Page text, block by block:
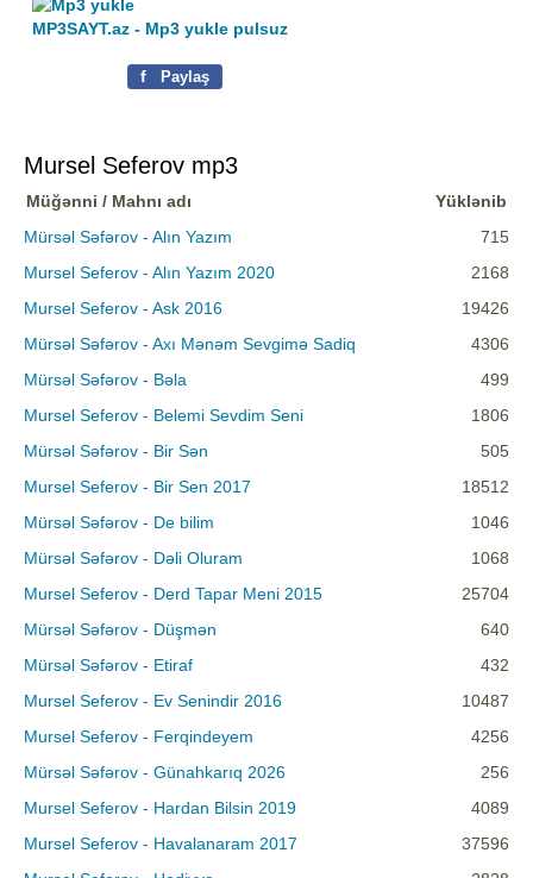
MP3SAYT.az - Mp3 yukle pulsuz
f Paylaş
Mursel Seferov mp3
Müğənni / Mahnı adı
Yüklənib
Mürsəl Səfərov - Alın Yazım
715
Mursel Seferov - Alın Yazım 2020
2168
Mursel Seferov - Ask 2016
19426
Mürsəl Səfərov - Axı Mənəm Sevgimə Sadiq
4306
Mürsəl Səfərov - Bəla
499
Mursel Seferov - Belemi Sevdim Seni
1806
Mürsəl Səfərov - Bir Sən
505
Mursel Seferov - Bir Sen 2017
18512
Mürsəl Səfərov - De bilim
1046
Mürsəl Səfərov - Dəli Oluram
1068
Mursel Seferov - Derd Tapar Meni 2015
25704
Mürsəl Səfərov - Düşmən
640
Mürsəl Səfərov - Etiraf
432
Mursel Seferov - Ev Senindir 2016
10487
Mursel Seferov - Ferqindeyem
4256
Mürsəl Səfərov - Günahkarıq 2026
256
Mursel Seferov - Hardan Bilsin 2019
4089
Mursel Seferov - Havalanaram 2017
37596